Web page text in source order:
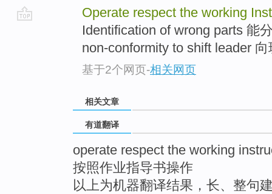
Operate respect the working
Identification of wrong parts 能
non-conformity to shift leader
基于2个网页-相关网页
相关文章
有道翻译
operate respect the working
按照作业指导书操作
以上为机器翻译结果，长、整句